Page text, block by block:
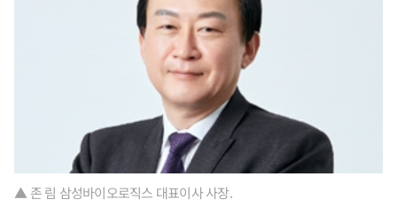
▲ 존 림 삼성바이오로직스 대표이사 사장.